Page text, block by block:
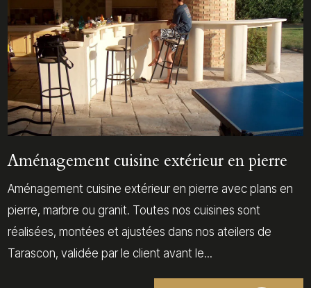
Aménagement cuisine extérieur en pierre
Aménagement cuisine extérieur en pierre avec plans en
pierre, marbre ou granit. Toutes nos cuisines sont
réalisées, montées et ajustées dans nos ateilers de
Tarascon, validée par le client avant le...